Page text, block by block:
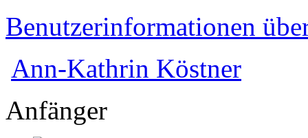
Benutzerinformationen
Ann-Kathrin Köstner
Anfänger